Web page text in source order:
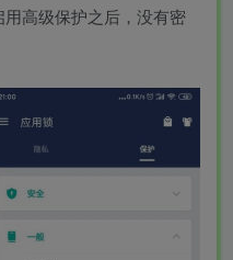
高级保护之后，没有密